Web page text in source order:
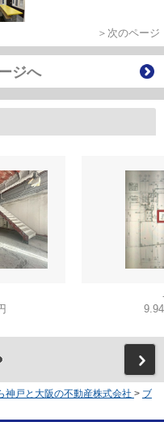
＞次のページ
ジへ
神戸と大阪の不動産株式会社 > ブ